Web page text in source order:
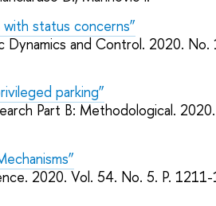
status concerns”
Dynamics and Control. 2020. No.
parking”
Part B: Methodological.
2020. Vol. 54. No. 5. P.